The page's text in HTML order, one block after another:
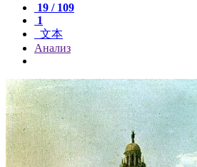
19 / 109
1
文本
Анализ